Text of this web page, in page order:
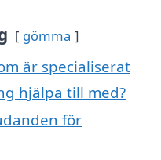
gömma
är specialiserat
hjälpa till med?
för